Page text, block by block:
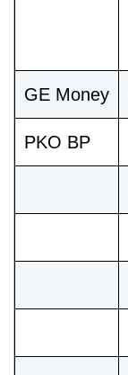
GE Money
PKO BP